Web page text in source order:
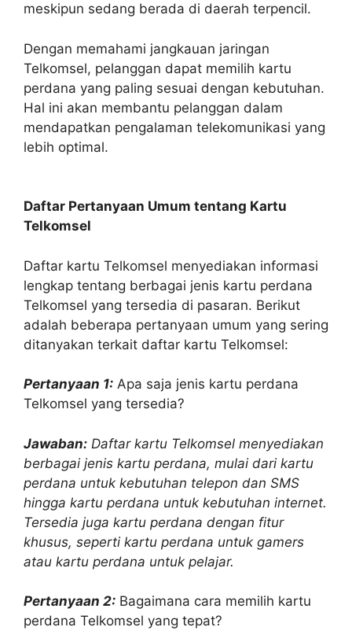
meskipun sedang berada di daerah terpencil.
Dengan memahami jangkauan jaringan
Telkomsel, pelanggan dapat memilih kartu
perdana yang paling sesuai dengan kebutuhan.
Hal ini akan membantu pelanggan dalam
mendapatkan pengalaman telekomunikasi yang
lebih optimal.
Daftar Pertanyaan Umum tentang Kartu
Telkomsel
Daftar kartu Telkomsel menyediakan informasi
lengkap tentang berbagai jenis kartu perdana
Telkomsel yang tersedia di pasaran. Berikut
adalah beberapa pertanyaan umum yang sering
ditanyakan terkait daftar kartu Telkomsel:
Pertanyaan 1: Apa saja jenis kartu perdana
Telkomsel yang tersedia?
Jawaban: Daftar kartu Telkomsel menyediakan
berbagai jenis kartu perdana, mulai dari kartu
perdana untuk kebutuhan telepon dan SMS
hingga kartu perdana untuk kebutuhan internet.
Tersedia juga kartu perdana dengan fitur
khusus, seperti kartu perdana untuk gamers
atau kartu perdana untuk pelajar.
Pertanyaan 2: Bagaimana cara memilih kartu
perdana Telkomsel yang tepat?